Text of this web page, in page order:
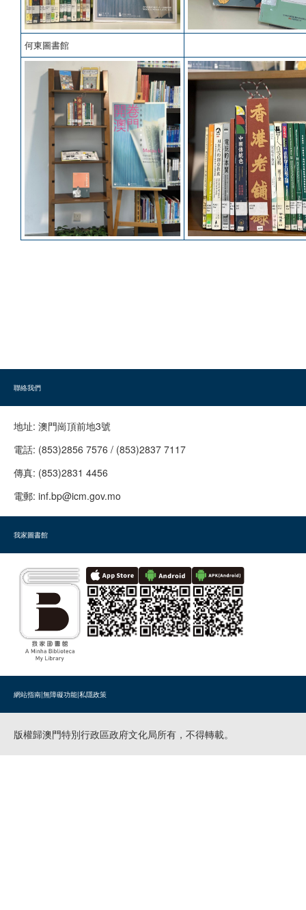
何東圖書館
聯絡我們
地址: 澳門崗頂前地3號
電話: (853)2856 7576 / (853)2837 7117
傳真: (853)2831 4456
電郵: inf.bp@icm.gov.mo
我家圖書館
網站指南|無障礙功能|私隱政策
版權歸澳門特別行政區政府文化局所有，不得轉載。